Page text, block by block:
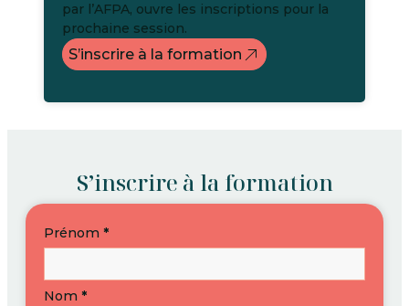
par l’AFPA, ouvre les inscriptions pour la
prochaine session.
S’inscrire à la formation
S’inscrire à la formation
S’inscrire
à
formation
Prénom *
Nom *